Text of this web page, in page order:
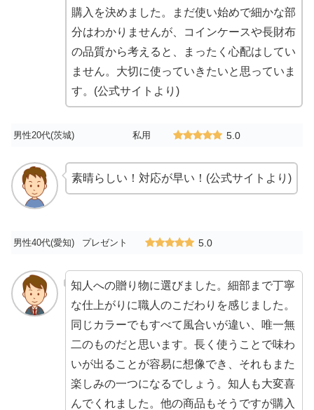
購入を決めました。まだ使い始めで細かな部
分はわかりませんが、コインケースや長財布
の品質から考えると、まったく心配はしてい
ません。大切に使っていきたいと思っていま
す。(公式サイトより)
男性20代(茨城) 私用 5.0
素晴らしい！対応が早い！(公式サイトより)
男性40代(愛知) プレゼント 5.0
知人への贈り物に選びました。細部まで丁寧
な仕上がりに職人のこだわりを感じました。
同じカラーでもすべて風合いが違い、唯一無
二のものだと思います。長く使うことで味わ
いが出ることが容易に想像でき、それもまた
楽しみの一つになるでしょう。知人も大変喜
んでくれました。他の商品もそうですが購入